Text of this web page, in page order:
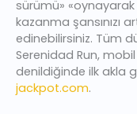
sürümü» «oynayarak
kazanma şansınızı
edinebilirsiniz. Tüm
Serenidad Run,
denildiğinde ilk akla
jackpot.com.